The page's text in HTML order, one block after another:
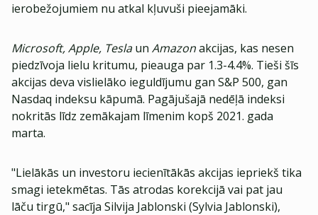
ierobežojumiem nu atkal kļuvuši pieejamāki.
Microsoft, Apple, Teslaun Amazonakcijas, kas nesen
piedzīvoja lielu kritumu, pieauga par 1.3-4.4%. Tieši šīs
akcijas deva vislielāko ieguldījumu gan S&P 500, gan
Nasdaq indeksu kāpumā. Pagājušajā nedēļā indeksi
nokritās līdz zemākajam līmenim kopš 2021. gada
marta.
"Lielākās un investoru iecienītākās akcijas iepriekš tika
smagi ietekmētas. Tās atrodas korekcijā vai pat jau
lāču tirgū," sacīja Silvija Jablonski (Sylvia Jablonski),